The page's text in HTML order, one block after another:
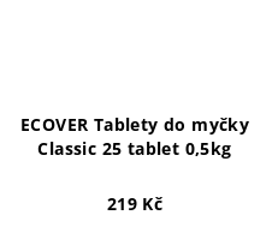
ECOVER Tablety do myčky
Classic 25 tablet 0,5kg
219 Kč